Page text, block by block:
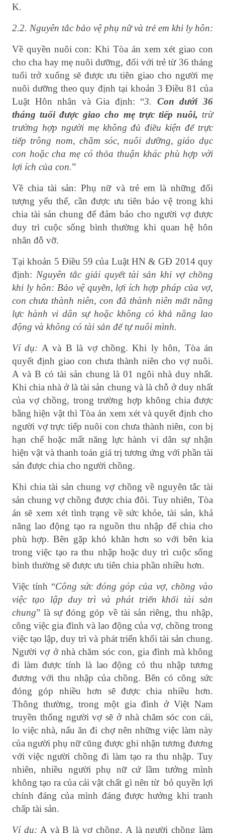
K.
2.2. Nguyên tắc bảo vệ phụ nữ và trẻ em khi ly hôn:
Về quyền nuôi con: Khi Tòa án xem xét giao con
cho cha hay mẹ nuôi dưỡng, đối với trẻ từ 36 tháng
tuổi trở xuống sẽ được ưu tiên giao cho người mẹ
nuôi dưỡng theo quy định tại khoản 3 Điều 81 của
Luật Hôn nhân và Gia định: “3. Con dưới 36
tháng tuổi được giao cho mẹ trực tiếp nuôi, trừ
trường hợp người mẹ không đủ điều kiện để trực
tiếp trông nom, chăm sóc, nuôi dưỡng, giáo dục
con hoặc cha mẹ có thỏa thuận khác phù hợp với
lợi ích của con.”
Về chia tài sản: Phụ nữ và trẻ em là những đối
tượng yếu thế, cần được ưu tiên bảo vệ trong khi
chia tài sản chung để đảm bảo cho người vợ được
duy trì cuộc sống bình thường khi quan hệ hôn
nhân đỗ vỡ.
Tại khoản 5 Điều 59 của Luật HN & GĐ 2014 quy
định: Nguyên tắc giải quyết tài sản khi vợ chồng
khi ly hôn: Bảo vệ quyền, lợi ích hợp pháp của vợ,
con chưa thành niên, con đã thành niên mất năng
lực hành vi dân sự hoặc không có khả năng lao
động và không có tài sản để tự nuôi mình.
Ví dụ: A và B là vợ chồng. Khi ly hôn, Tòa án
quyết định giao con chưa thành niên cho vợ nuôi.
A và B có tài sản chung là 01 ngôi nhà duy nhất.
Khi chia nhà ở là tài sản chung và là chỗ ở duy nhất
của vợ chồng, trong trường hợp không chia được
bằng hiện vật thì Tòa án xem xét và quyết định cho
người vợ trực tiếp nuôi con chưa thành niên, con bị
hạn chế hoặc mất năng lực hành vi dân sự nhận
hiện vật và thanh toán giá trị tương ứng với phần tài
sản được chia cho người chồng.
Khi chia tài sản chung vợ chồng về nguyên tắc tài
sản chung vợ chồng được chia đôi. Tuy nhiên, Tòa
án sẽ xem xét tình trạng về sức khỏe, tài sản, khả
năng lao động tạo ra nguồn thu nhập để chia cho
phù hợp. Bên gặp khó khăn hơn so với bên kia
trong việc tạo ra thu nhập hoặc duy trì cuộc sống
bình thường sẽ được ưu tiên chia phần nhiều hơn.
Việc tính “Công sức đóng góp của vợ, chồng vào
việc tạo lập duy trì và phát triển khối tài sản
chung” là sự đóng góp về tài sản riêng, thu nhập,
công việc gia đình và lao động của vợ, chồng trong
việc tạo lập, duy trì và phát triển khối tài sản chung.
Người vợ ở nhà chăm sóc con, gia đình mà không
đi làm được tính là lao động có thu nhập tương
đương với thu nhập của chồng. Bên có công sức
đóng góp nhiều hơn sẽ được chia nhiều hơn.
Thông thường, trong một gia đình ở Việt Nam
truyền thống người vợ sẽ ở nhà chăm sóc con cái,
lo việc nhà, nấu ăn đi chợ nên những việc làm này
của người phụ nữ cũng được ghi nhận tương đương
với việc người chồng đi làm tạo ra thu nhập. Tuy
nhiên, nhiều người phụ nữ cứ lầm tưởng mình
không tạo ra của cải vật chất gì nên từ bỏ quyền lợi
chính đáng của mình đáng được hưởng khi tranh
chấp tài sản.
Ví dụ: A và B là vợ chồng. A là người chồng làm